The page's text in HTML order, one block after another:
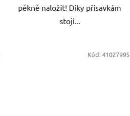
pěkně naložit! Díky přísavkám
stojí...
Kód:41027995